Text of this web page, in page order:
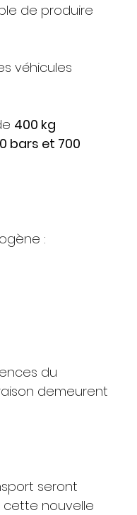
de produire
véhicules
400 kg
bars et 700
:
du
demeurent
seront
cette nouvelle